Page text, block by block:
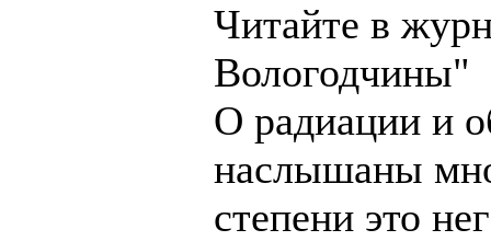
Читайте в
Вологодчины"
О радиации и
наслышаны
степени это